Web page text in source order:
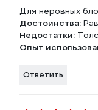
Для неровных
Достоинства:
Недостатки:
Опыт
Ответить